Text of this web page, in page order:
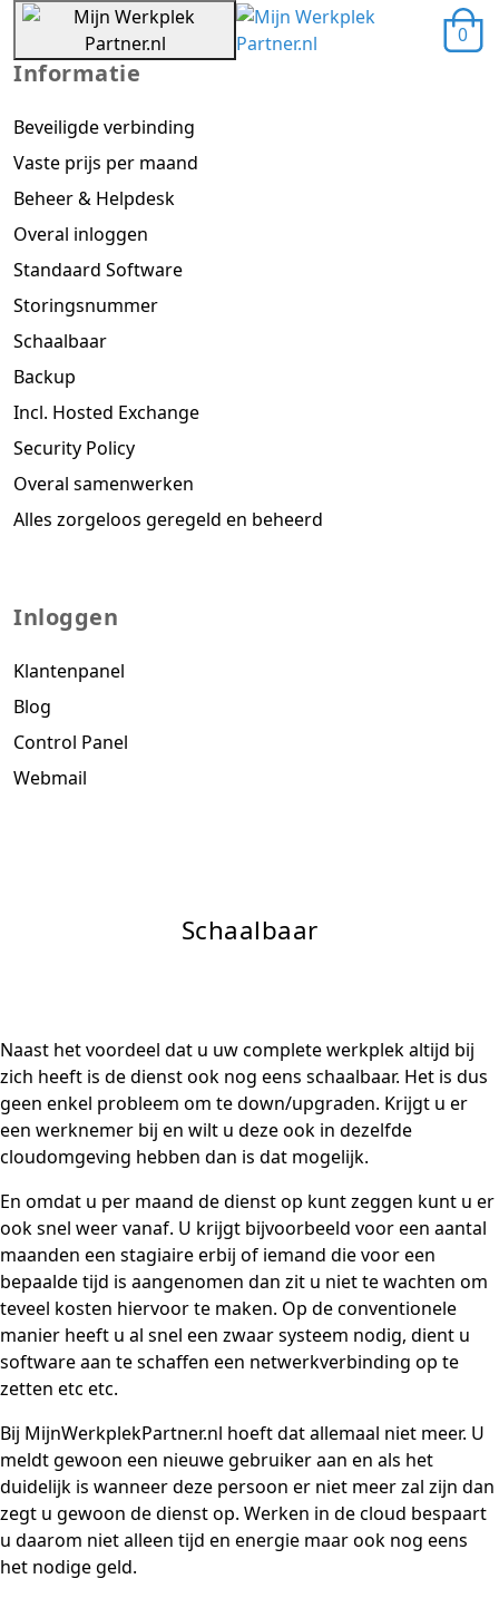
0
Informatie
Beveiligde verbinding
Vaste prijs per maand
Beheer & Helpdesk
Overal inloggen
Standaard Software
Storingsnummer
Schaalbaar
Backup
Incl. Hosted Exchange
Security Policy
Overal samenwerken
Alles zorgeloos geregeld en beheerd
Inloggen
Klantenpanel
Blog
Control Panel
Webmail
Schaalbaar
Naast het voordeel dat u uw complete werkplek altijd bij
zich heeft is de dienst ook nog eens schaalbaar. Het is dus
geen enkel probleem om te down/upgraden. Krijgt u er
een werknemer bij en wilt u deze ook in dezelfde
cloudomgeving hebben dan is dat mogelijk.
En omdat u per maand de dienst op kunt zeggen kunt u er
ook snel weer vanaf. U krijgt bijvoorbeeld voor een aantal
maanden een stagiaire erbij of iemand die voor een
bepaalde tijd is aangenomen dan zit u niet te wachten om
teveel kosten hiervoor te maken. Op de conventionele
manier heeft u al snel een zwaar systeem nodig, dient u
software aan te schaffen een netwerkverbinding op te
zetten etc etc.
Bij MijnWerkplekPartner.nl hoeft dat allemaal niet meer. U
meldt gewoon een nieuwe gebruiker aan en als het
duidelijk is wanneer deze persoon er niet meer zal zijn dan
zegt u gewoon de dienst op. Werken in de cloud bespaart
u daarom niet alleen tijd en energie maar ook nog eens
het nodige geld.